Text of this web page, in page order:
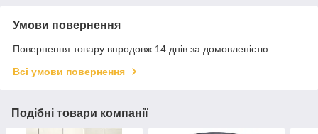
Умови повернення
Повернення товару впродовж 14 днів за домовленістю
Всі умови повернення
Подібні товари компанії